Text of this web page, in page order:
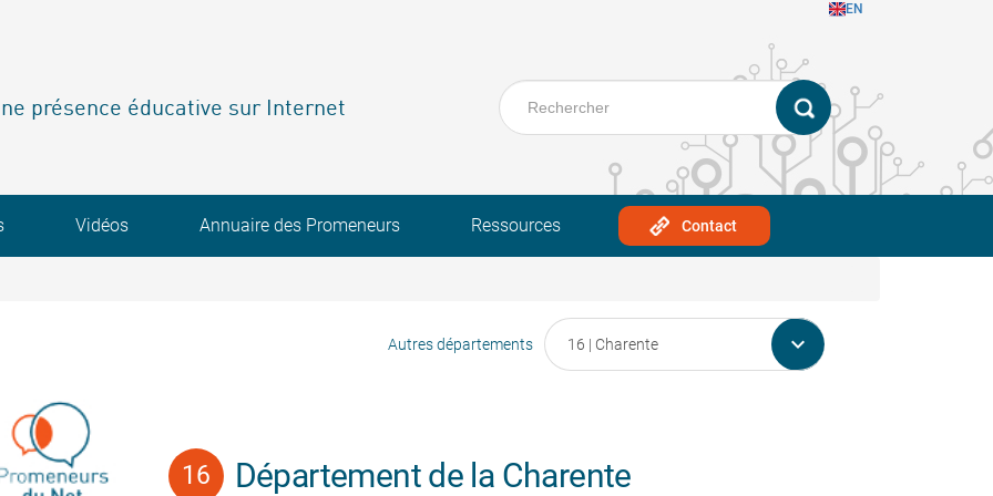
EN
présence éducative sur Internet
Vidéos Annuaire des Promeneurs Ressources Contact
Autres départements 
Département de la Charente